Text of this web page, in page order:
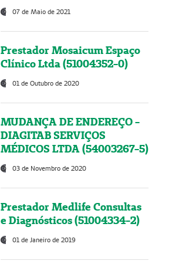
07 de Maio de 2021
Prestador Mosaicum Espaço
Clínico Ltda (51004352-0)
01 de Outubro de 2020
MUDANÇA DE ENDEREÇO -
DIAGITAB SERVIÇOS
MÉDICOS LTDA (54003267-5)
03 de Novembro de 2020
Prestador Medlife Consultas
e Diagnósticos (51004334-2)
01 de Janeiro de 2019